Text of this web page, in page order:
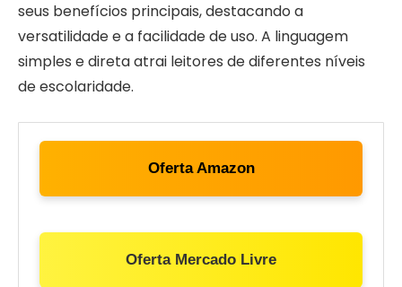
seus benefícios principais, destacando a
versatilidade e a facilidade de uso. A linguagem
simples e direta atrai leitores de diferentes níveis
de escolaridade.
Oferta Amazon
Oferta Mercado Livre